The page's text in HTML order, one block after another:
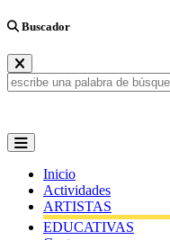
Buscador
Inicio
Actividades
ARTISTAS
EDUCATIVAS